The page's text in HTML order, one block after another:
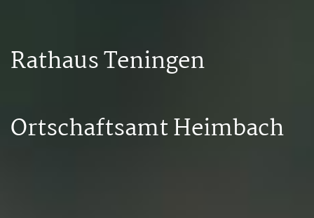
Rathaus Teningen
Ortschaftsamt Heimbach